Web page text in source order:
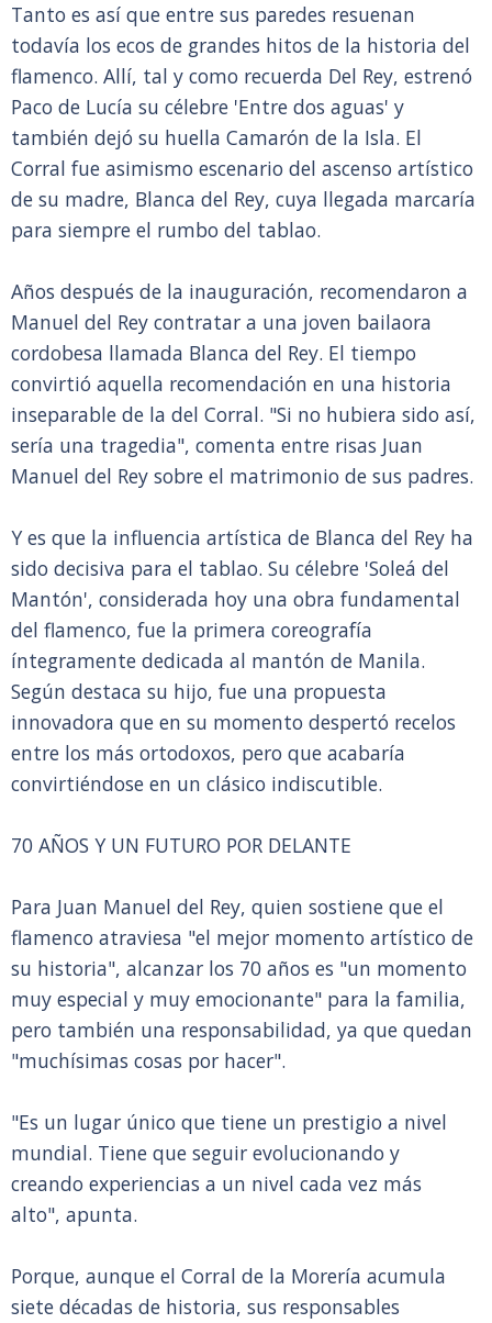
Tanto es así que entre sus paredes resuenan
todavía los ecos de grandes hitos de la historia del
flamenco. Allí, tal y como recuerda Del Rey, estrenó
Paco de Lucía su célebre 'Entre dos aguas' y
también dejó su huella Camarón de la Isla. El
Corral fue asimismo escenario del ascenso artístico
de su madre, Blanca del Rey, cuya llegada marcaría
para siempre el rumbo del tablao.
Años después de la inauguración, recomendaron a
Manuel del Rey contratar a una joven bailaora
cordobesa llamada Blanca del Rey. El tiempo
convirtió aquella recomendación en una historia
inseparable de la del Corral. "Si no hubiera sido así,
sería una tragedia", comenta entre risas Juan
Manuel del Rey sobre el matrimonio de sus padres.
Y es que la influencia artística de Blanca del Rey ha
sido decisiva para el tablao. Su célebre 'Soleá del
Mantón', considerada hoy una obra fundamental
del flamenco, fue la primera coreografía
íntegramente dedicada al mantón de Manila.
Según destaca su hijo, fue una propuesta
innovadora que en su momento despertó recelos
entre los más ortodoxos, pero que acabaría
convirtiéndose en un clásico indiscutible.
70 AÑOS Y UN FUTURO POR DELANTE
Para Juan Manuel del Rey, quien sostiene que el
flamenco atraviesa "el mejor momento artístico de
su historia", alcanzar los 70 años es "un momento
muy especial y muy emocionante" para la familia,
pero también una responsabilidad, ya que quedan
"muchísimas cosas por hacer".
"Es un lugar único que tiene un prestigio a nivel
mundial. Tiene que seguir evolucionando y
creando experiencias a un nivel cada vez más
alto", apunta.
Porque, aunque el Corral de la Morería acumula
siete décadas de historia, sus responsables